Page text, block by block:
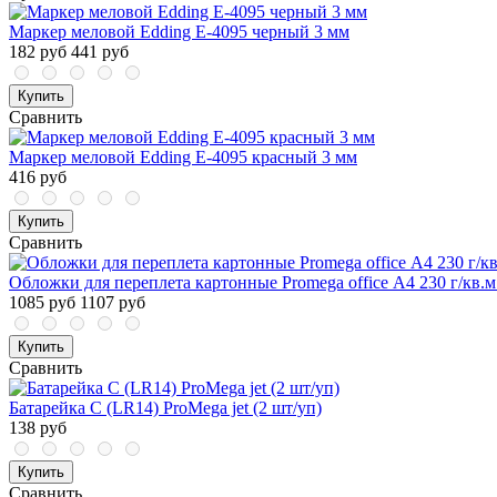
Маркер меловой Edding E-4095 черный 3 мм
182 руб 441 руб
Купить
Сравнить
Маркер меловой Edding E-4095 красный 3 мм
416 руб
Купить
Сравнить
Обложки для переплета картонные Promega office А4 230 г/
1085 руб 1107 руб
Купить
Сравнить
Батарейка C (LR14) ProMega jet (2 шт/уп)
138 руб
Купить
Сравнить